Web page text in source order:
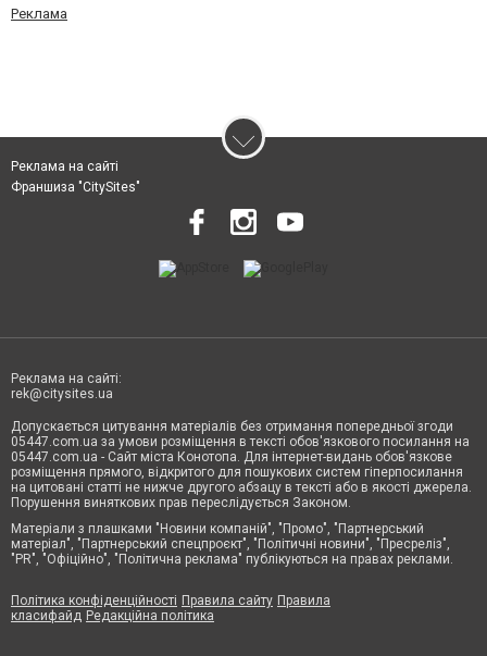
Реклама
Реклама на сайті
Франшиза "CitySites"
Реклама на сайті:
rek@citysites.ua
Допускається цитування матеріалів без отримання попередньої згоди
05447.com.ua за умови розміщення в тексті обов'язкового посилання на
05447.com.ua - Сайт міста Конотопа. Для інтернет-видань обов'язкове
розміщення прямого, відкритого для пошукових систем гіперпосилання
на цитовані статті не нижче другого абзацу в тексті або в якості джерела.
Порушення виняткових прав переслідується Законом.
Матеріали з плашками "Новини компаній", "Промо", "Партнерський
матеріал", "Партнерський спецпроєкт", "Політичні новини", "Пресреліз",
"PR", "Офіційно", "Політична реклама" публікуються на правах реклами.
Політика конфіденційності Правила сайту Правила
класифайд Редакційна політика